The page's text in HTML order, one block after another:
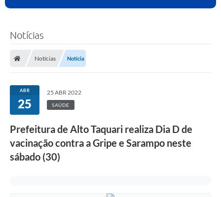
Notícias
Notícias Notícia
ABR
25
25 ABR 2022
SAÚDE
Prefeitura de Alto Taquari realiza Dia D de
vacinação contra a Gripe e Sarampo neste
sábado (30)